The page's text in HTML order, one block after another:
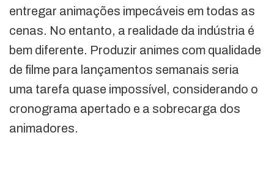
entregar animações impecáveis em todas as
cenas. No entanto, a realidade da indústria é
bem diferente. Produzir animes com qualidade
de filme para lançamentos semanais seria
uma tarefa quase impossível, considerando o
cronograma apertado e a sobrecarga dos
animadores.